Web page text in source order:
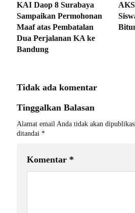
KAI Daop 8 Surabaya
Sampaikan Permohonan
Maaf atas Pembatalan
Dua Perjalanan KA ke
Bandung
Tidak ada komentar
Tinggalkan Balasan
Alamat email Anda tidak akan
ditandai *
Komentar *